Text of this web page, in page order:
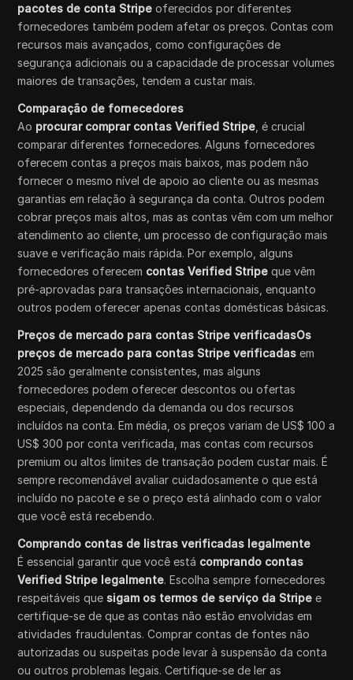
pacotes de conta Stripe oferecidos por diferentes
fornecedores também podem afetar os preços. Contas com
recursos mais avançados, como configurações de
segurança adicionais ou a capacidade de processar volumes
maiores de transações, tendem a custar mais.
Comparação de fornecedores
Ao procurar comprar contas Verified Stripe , é crucial
comparar diferentes fornecedores. Alguns fornecedores
oferecem contas a preços mais baixos, mas podem não
fornecer o mesmo nível de apoio ao cliente ou as mesmas
garantias em relação à segurança da conta. Outros podem
cobrar preços mais altos, mas as contas vêm com um melhor
atendimento ao cliente, um processo de configuração mais
suave e verificação mais rápida. Por exemplo, alguns
fornecedores oferecem contas Verified Stripe que vêm
pré-aprovadas para transações internacionais, enquanto
outros podem oferecer apenas contas domésticas básicas.
Preços de mercado para contas Stripe verificadasOs
preços de mercado para contas Stripe verificadas em
2025 são geralmente consistentes, mas alguns
fornecedores podem oferecer descontos ou ofertas
especiais, dependendo da demanda ou dos recursos
incluídos na conta. Em média, os preços variam de US$ 100 a
US$ 300 por conta verificada, mas contas com recursos
premium ou altos limites de transação podem custar mais. É
sempre recomendável avaliar cuidadosamente o que está
incluído no pacote e se o preço está alinhado com o valor
que você está recebendo.
Comprando contas de listras verificadas legalmente
É essencial garantir que você está comprando contas
Verified Stripe legalmente. Escolha sempre fornecedores
respeitáveis que sigam os termos de serviço da Stripe e
certifique-se de que as contas não estão envolvidas em
atividades fraudulentas. Comprar contas de fontes não
autorizadas ou suspeitas pode levar à suspensão da conta
ou outros problemas legais. Certifique-se de ler as